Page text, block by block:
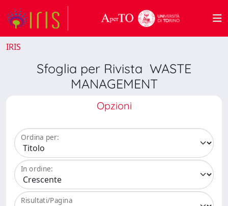
IRIS
Sfoglia per Rivista WASTE
MANAGEMENT
Opzioni
Ordina per:
In ordine:
Risultati/Pagina